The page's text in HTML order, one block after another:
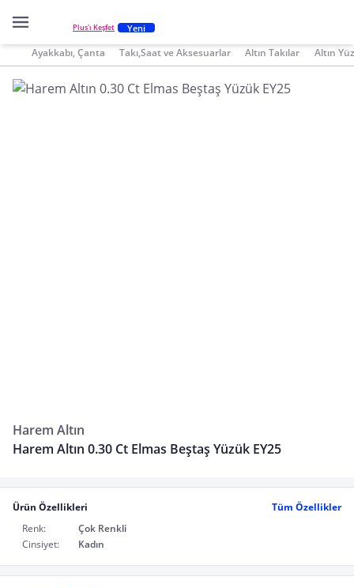
Plus'ı Keşfet Yeni
Ayakkabı, Çanta Takı,Saat ve Aksesuarlar Altın Takılar Altın
Harem Altın
Harem Altın 0.30 Ct Elmas Beştaş Yüzük EY25
Ürün Özellikleri
Tüm Özellikler
Renk:
Çok Renkli
Cinsiyet:
Kadın